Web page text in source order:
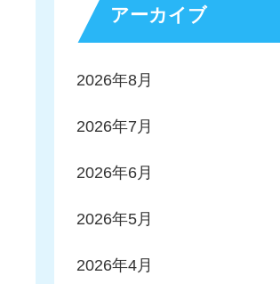
アーカイブ
2026年8月
2026年7月
2026年6月
2026年5月
2026年4月